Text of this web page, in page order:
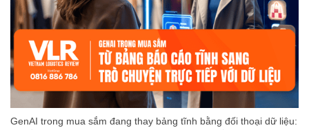
GenAI trong mua sắm đang thay bảng tĩnh bằng đối thoại dữ liệu: